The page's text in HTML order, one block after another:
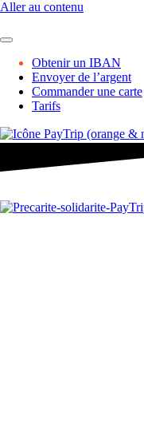
Aller au contenu
Obtenir un IBAN
Envoyer de l’argent
Commander une carte
Tarifs